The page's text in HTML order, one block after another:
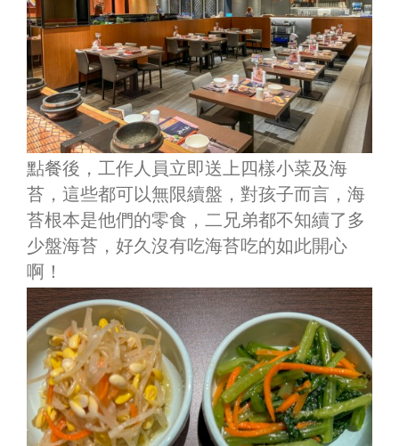
點餐後，工作人員立即送上四樣小菜及海
苔，這些都可以無限續盤，對孩子而言，海
苔根本是他們的零食，二兄弟都不知續了多
少盤海苔，好久沒有吃海苔吃的如此開心
啊！